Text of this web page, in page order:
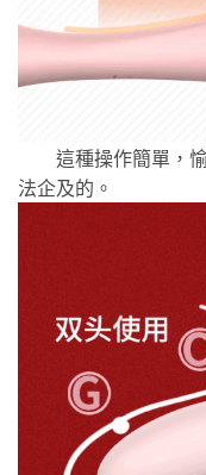
這種操作簡單，愉
法企及的。